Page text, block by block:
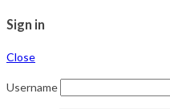
Sign in
Close
Username